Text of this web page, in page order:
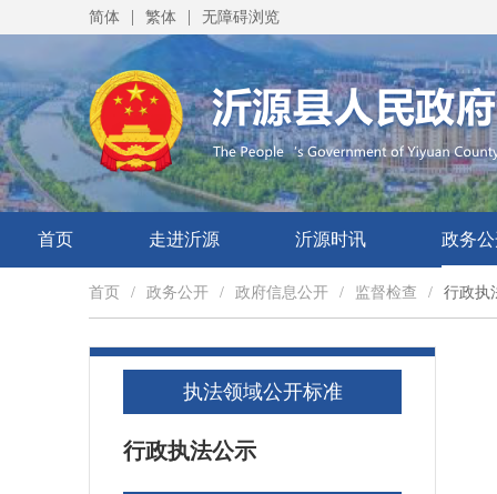
简体 | 繁体 | 无障碍浏览
首页 走进沂源 沂源时讯 政务
首页 / 政务公开 / 政府信息公开 / 监督检查 / 行政执
执法领域公开标准
行政执法公示